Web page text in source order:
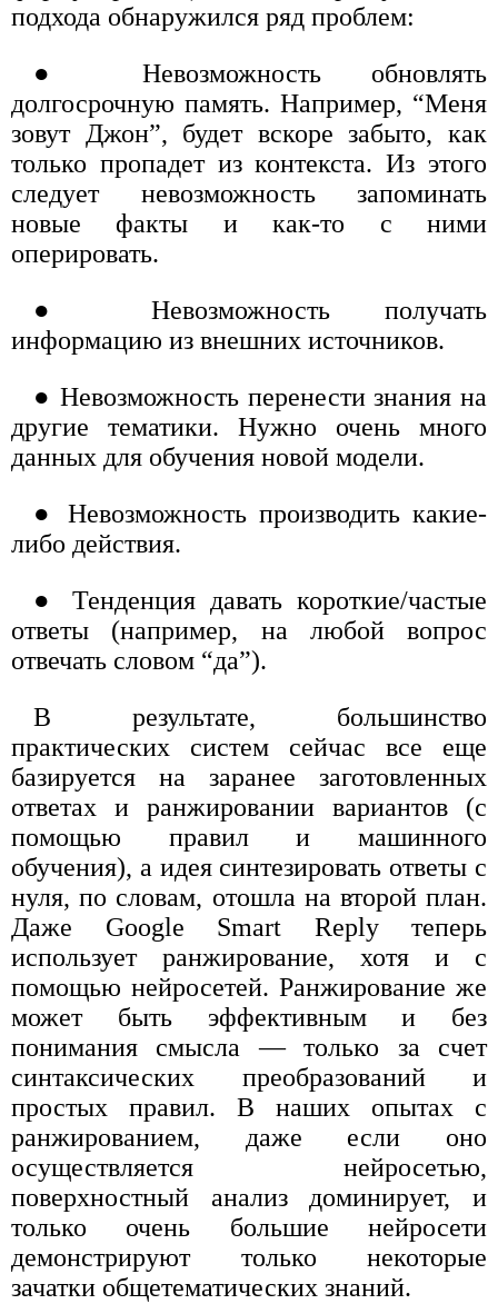
подхода обнаружился ряд проблем:
● Невозможность обновлять
долгосрочную память. Например, “Меня
зовут Джон”, будет вскоре забыто, как
только пропадет из контекста. Из этого
следует невозможность запоминать
новые факты и как-то с ними
оперировать.
● Невозможность получать
информацию из внешних источников.
● Невозможность перенести знания на
другие тематики. Нужно очень много
данных для обучения новой модели.
● Невозможность производить какие-
либо действия.
● Тенденция давать короткие/частые
ответы (например, на любой вопрос
отвечать словом “да”).
В результате, большинство
практических систем сейчас все еще
базируется на заранее заготовленных
ответах и ранжировании вариантов (с
помощью правил и машинного
обучения), а идея синтезировать ответы с
нуля, по словам, отошла на второй план.
Даже Google Smart Reply теперь
использует ранжирование, хотя и с
помощью нейросетей. Ранжирование же
может быть эффективным и без
понимания смысла — только за счет
синтаксических преобразований и
простых правил. В наших опытах с
ранжированием, даже если оно
осуществляется нейросетью,
поверхностный анализ доминирует, и
только очень большие нейросети
демонстрируют только некоторые
зачатки общетематических знаний.